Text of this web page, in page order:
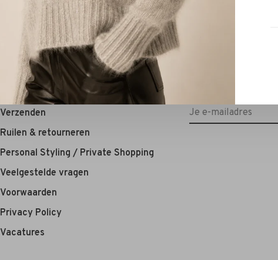
RIVS Store
Over ons
Contact
Verzenden
Ruilen & retourneren
Personal Styling / Private Shopping
Veelgestelde vragen
Voorwaarden
Privacy Policy
Vacatures
Schrijf je in voor